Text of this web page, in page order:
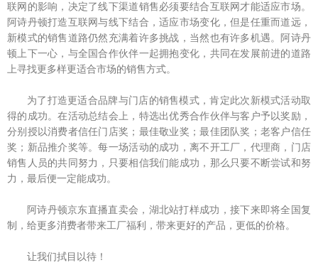
联网的影响，决定了线下渠道销售必须要结合互联网才能适应市场。
阿诗丹顿打造互联网与线下结合，适应市场变化，但是任重而道远，
新模式的销售道路仍然充满着许多挑战，当然也有许多机遇。阿诗丹
顿上下一心，与全国合作伙伴一起拥抱变化，共同在发展前进的道路
上寻找更多样更适合市场的销售方式。
为了打造更适合品牌与门店的销售模式，肯定此次新模式活动取
得的成功。在活动总结会上，特选出优秀合作伙伴与客户予以奖励，
分别授以消费者信任门店奖；最佳敬业奖；最佳团队奖；老客户信任
奖；新品推介奖等。每一场活动的成功，离不开工厂，代理商，门店
销售人员的共同努力，只要相信我们能成功，那么只要不断尝试和努
力，最后便一定能成功。
阿诗丹顿京东直播直卖会，湖北站打样成功，接下来即将全国复
制，给更多消费者带来工厂福利，带来更好的产品，更低的价格。
让我们拭目以待！